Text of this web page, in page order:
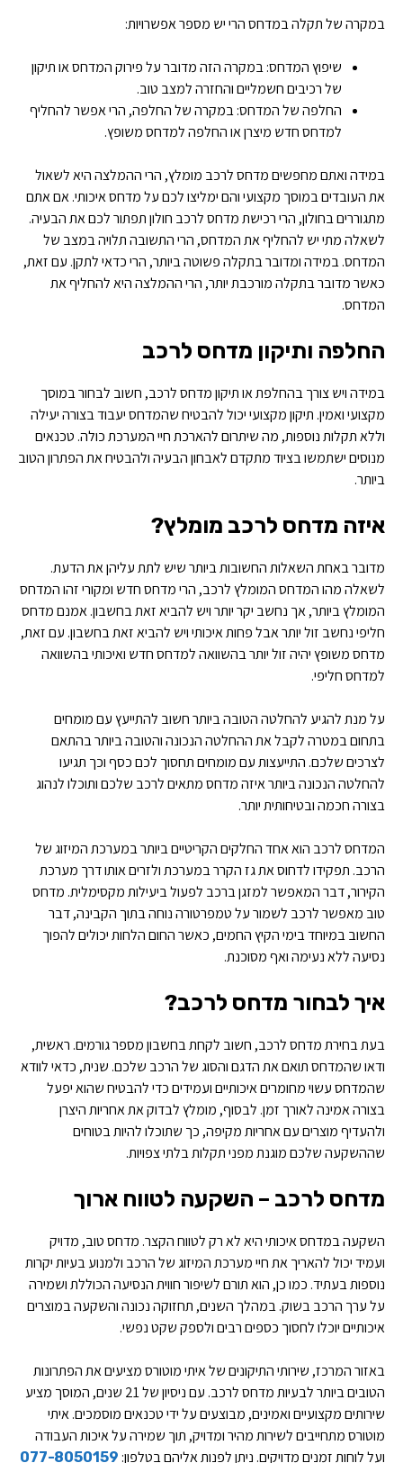
במקרה של תקלה במדחס הרי יש מספר אפשרויות:
שיפוץ המדחס: במקרה הזה מדובר על פירוק המדחס או תיקון
של רכיבים חשמליים והחזרה למצב טוב.
החלפה של המדחס: במקרה של החלפה, הרי אפשר להחליף
למדחס חדש מיצרן או החלפה למדחס משופץ.
במידה ואתם מחפשים מדחס לרכב מומלץ, הרי ההמלצה היא לשאול
את העובדים במוסך מקצועי והם ימליצו לכם על מדחס איכותי. אם אתם
מתגוררים בחולון, הרי רכישת מדחס לרכב חולון תפתור לכם את הבעיה.
לשאלה מתי יש להחליף את המדחס, הרי התשובה תלויה במצב של
המדחס. במידה ומדובר בתקלה פשוטה ביותר, הרי כדאי לתקן. עם זאת,
כאשר מדובר בתקלה מורכבת יותר, הרי ההמלצה היא להחליף את
המדחס.
החלפה ותיקון מדחס לרכב
במידה ויש צורך בהחלפת או תיקון מדחס לרכב, חשוב לבחור במוסך
מקצועי ואמין. תיקון מקצועי יכול להבטיח שהמדחס יעבוד בצורה יעילה
וללא תקלות נוספות, מה שיתרום להארכת חיי המערכת כולה. טכנאים
מנוסים ישתמשו בציוד מתקדם לאבחון הבעיה ולהבטיח את הפתרון הטוב
ביותר.
איזה מדחס לרכב מומלץ?
מדובר באחת השאלות החשובות ביותר שיש לתת עליהן את הדעת.
לשאלה מהו המדחס המומלץ לרכב, הרי מדחס חדש ומקורי זהו המדחס
המומלץ ביותר, אך נחשב יקר יותר ויש להביא זאת בחשבון. אמנם מדחס
חליפי נחשב זול יותר אבל פחות איכותי ויש להביא זאת בחשבון. עם זאת,
מדחס משופץ יהיה זול יותר בהשוואה למדחס חדש ואיכותי בהשוואה
למדחס חליפי.
על מנת להגיע להחלטה הטובה ביותר חשוב להתייעץ עם מומחים
בתחום במטרה לקבל את ההחלטה הנכונה והטובה ביותר בהתאם
לצרכים שלכם. התייעצות עם מומחים תחסוך לכם כסף וכך תגיעו
להחלטה הנכונה ביותר איזה מדחס מתאים לרכב שלכם ותוכלו לנהוג
בצורה חכמה ובטיחותית יותר.
המדחס לרכב הוא אחד החלקים הקריטיים ביותר במערכת המיזוג של
הרכב. תפקידו לדחוס את גז הקרר במערכת ולזרים אותו דרך מערכת
הקירור, דבר המאפשר למזגן ברכב לפעול ביעילות מקסימלית. מדחס
טוב מאפשר לרכב לשמור על טמפרטורה נוחה בתוך הקבינה, דבר
החשוב במיוחד בימי הקיץ החמים, כאשר החום הלחות יכולים להפוך
נסיעה ללא נעימה ואף מסוכנת.
איך לבחור מדחס לרכב?
בעת בחירת מדחס לרכב, חשוב לקחת בחשבון מספר גורמים. ראשית,
ודאו שהמדחס תואם את הדגם והסוג של הרכב שלכם. שנית, כדאי לוודא
שהמדחס עשוי מחומרים איכותיים ועמידים כדי להבטיח שהוא יפעל
בצורה אמינה לאורך זמן. לבסוף, מומלץ לבדוק את אחריות היצרן
ולהעדיף מוצרים עם אחריות מקיפה, כך שתוכלו להיות בטוחים
שההשקעה שלכם מוגנת מפני תקלות בלתי צפויות.
מדחס לרכב – השקעה לטווח ארוך
השקעה במדחס איכותי היא לא רק לטווח הקצר. מדחס טוב, מדויק
ועמיד יכול להאריך את חיי מערכת המיזוג של הרכב ולמנוע בעיות יקרות
נוספות בעתיד. כמו כן, הוא תורם לשיפור חווית הנסיעה הכוללת ושמירה
על ערך הרכב בשוק. במהלך השנים, תחזוקה נכונה והשקעה במוצרים
איכותיים יוכלו לחסוך כספים רבים ולספק שקט נפשי.
באזור המרכז, שירותי התיקונים של איתי מוטורס מציעים את הפתרונות
הטובים ביותר לבעיות מדחס לרכב. עם ניסיון של 21 שנים, המוסך מציע
שירותים מקצועיים ואמינים, מבוצעים על ידי טכנאים מוסמכים. איתי
מוטורס מתחייבים לשירות מהיר ומדויק, תוך שמירה על איכות העבודה
ועל לוחות זמנים מדויקים. ניתן לפנות אליהם בטלפון: 077-8050159